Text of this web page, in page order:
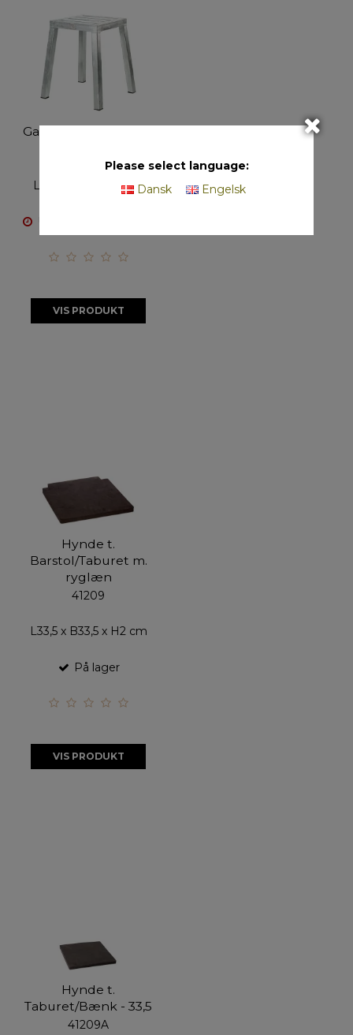
Galvaniseret Taburet
L44 x B44 x H46 cm
VIS PRODUKT
Hynde t.
Barstol/Taburet m.
ryglæn
41209
L33,5 x B33,5 x H2 cm
På lager
VIS PRODUKT
Hynde t.
Taburet/Bænk - 33,5
41209A
Please select language:
Dansk
Engelsk